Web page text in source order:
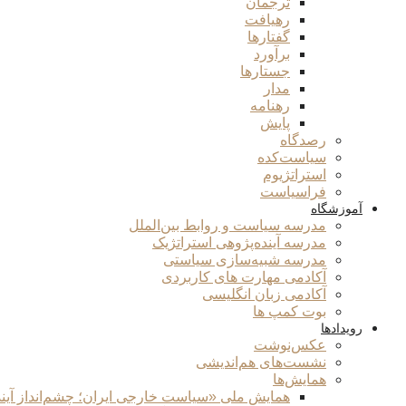
رهیافت
گفتارها
برآورد
جستارها
مدار
رهنامه
پایش
رصدگاه
سیاست‌کده
استراتژیوم
فراسیاست
آموزشگاه
مدرسه سیاست و روابط بین‌الملل
مدرسه آینده‌پژوهی استراتژیک
مدرسه شبیه‌سازی سیاستی
آکادمی مهارت های کاربردی
آکادمی زبان انگلیسی
بوت کمپ ها
رویدادها
عکس‌نوشت
نشست‌های هم‌اندیشی
همایش‌ها
همایش ملی «سیاست خارجی ایران؛ چشم‌انداز